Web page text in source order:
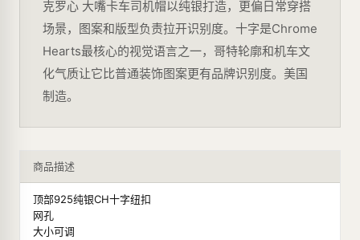
克罗心 大嘴卡车司机帽以纯银打造，更偏日常穿搭
场景，图案和版型负责拉开识别度。十字是Chrome
Hearts最核心的视觉语言之一，哥特轮廓和机车文
化气质让它比普通装饰图案更有品牌识别度。美国
制造。
商品描述
顶部925纯银CH十字纽扣
网孔
大小可调